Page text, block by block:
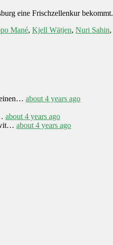
eine Frischzellenkur bekommt.
Mané, Kjell Wätjen, Nuri Sahin,
about 4 years ago
about 4 years ago
about 4 years ago